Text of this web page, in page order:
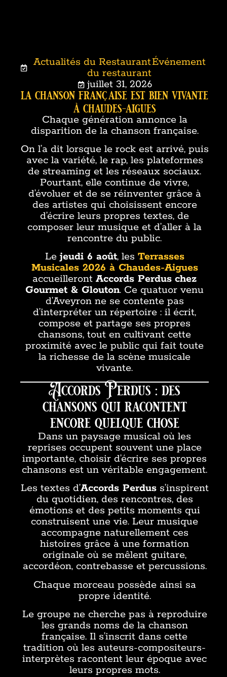
Actualités du Restaurant, Événement
du restaurant
juillet 31, 2026
la chanson française est bien vivante
à chaudes-aigues
Chaque génération annonce la
disparition de la chanson française.
On l’a dit lorsque le rock est arrivé, puis
avec la variété, le rap, les plateformes
de streaming et les réseaux sociaux.
Pourtant, elle continue de vivre,
d’évoluer et de se réinventer grâce à
des artistes qui choisissent encore
d’écrire leurs propres textes, de
composer leur musique et d’aller à la
rencontre du public.
Le jeudi 6 août, les Terrasses
Musicales 2026 à Chaudes-Aigues
accueillerontAccords Perdus chez
Gourmet & Glouton. Ce quatuor venu
d’Aveyron ne se contente pas
d’interpréter un répertoire : il écrit,
compose et partage ses propres
chansons, tout en cultivant cette
proximité avec le public qui fait toute
la richesse de la scène musicale
vivante.
Accords Perdus : des
chansons qui racontent
encore quelque chose
Dans un paysage musical où les
reprises occupent souvent une place
importante, choisir d’écrire ses propres
chansons est un véritable engagement.
Les textes d’Accords Perduss’inspirent
du quotidien, des rencontres, des
émotions et des petits moments qui
construisent une vie. Leur musique
accompagne naturellement ces
histoires grâce à une formation
originale où se mêlent guitare,
accordéon, contrebasse et percussions.
Chaque morceau possède ainsi sa
propre identité.
Le groupe ne cherche pas à reproduire
les grands noms de la chanson
française. Il s’inscrit dans cette
tradition où les auteurs-compositeurs-
interprètes racontent leur époque avec
leurs propres mots.